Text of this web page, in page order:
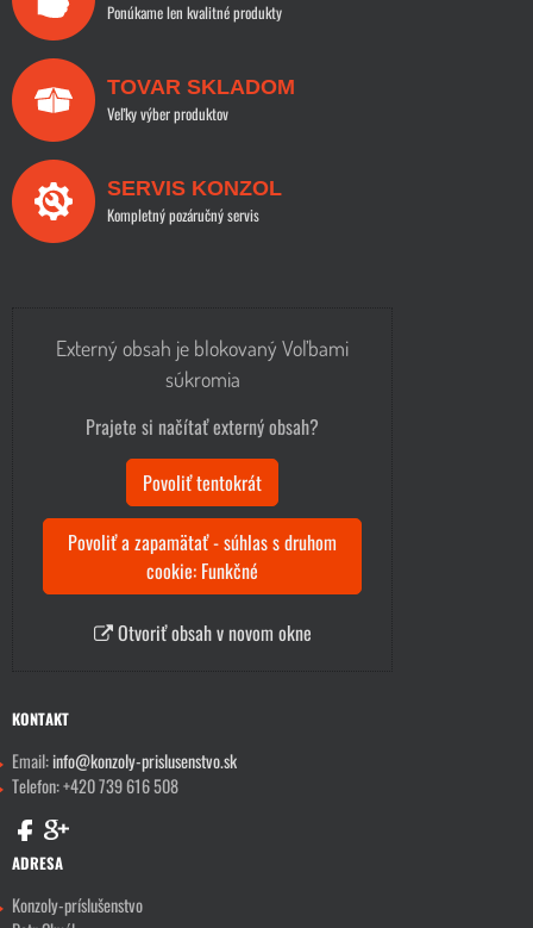
Ponúkame len kvalitné produkty
TOVAR SKLADOM
Veľky výber produktov
SERVIS KONZOL
Kompletný pozáručný servis
Externý obsah je blokovaný Voľbami
súkromia
Prajete si načítať externý obsah?
Povoliť tentokrát
Povoliť a zapamätať - súhlas s druhom
cookie: Funkčné
Otvoriť obsah v novom okne
KONTAKT
Email:info@konzoly-prislusenstvo.sk
Telefon: +420 739 616 508
ADRESA
Konzoly-príslušenstvo